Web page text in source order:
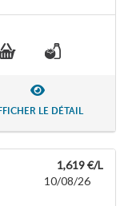
LE DÉTAIL
1,619 €/L
10/08/26